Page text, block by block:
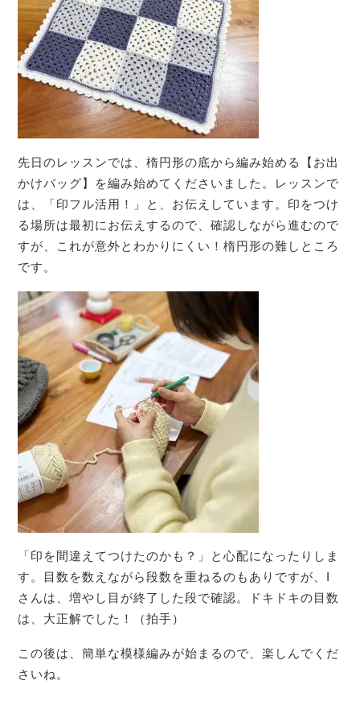
先日のレッスンでは、楕円形の底から編み始める【お出
かけバッグ】を編み始めてくださいました。レッスンで
は、「印フル活用！」と、お伝えしています。印をつけ
る場所は最初にお伝えするので、確認しながら進むので
すが、これが意外とわかりにくい！楕円形の難しところ
です。
「印を間違えてつけたのかも？」と心配になったりしま
す。目数を数えながら段数を重ねるのもありですが、I
さんは、増やし目が終了した段で確認。ドキドキの目数
は、大正解でした！（拍手）
この後は、簡単な模様編みが始まるので、楽しんでくだ
さいね。